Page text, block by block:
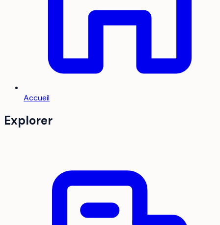
Accueil
Explorer